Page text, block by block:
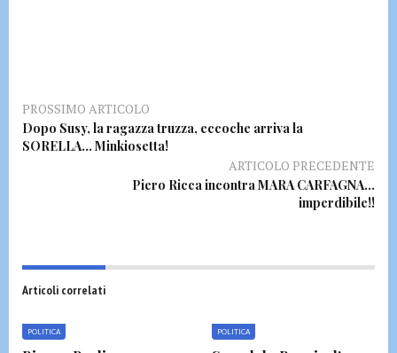
PROSSIMO ARTICOLO
Dopo Susy, la ragazza truzza, eccoche arriva la
SORELLA… Minkiosetta!
ARTICOLO PRECEDENTE
Piero Ricca incontra MARA CARFAGNA…
imperdibile!!
Articoli correlati
POLITICA POLITICA